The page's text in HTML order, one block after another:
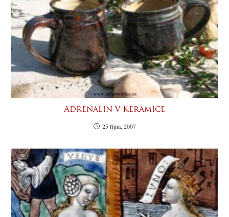
Adrenalin v Keramice
25 října, 2007